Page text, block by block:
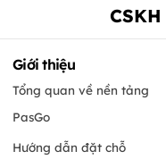
CSKH
Giới thiệu
Tổng quan về nền tảng
PasGo
Hướng dẫn đặt chỗ